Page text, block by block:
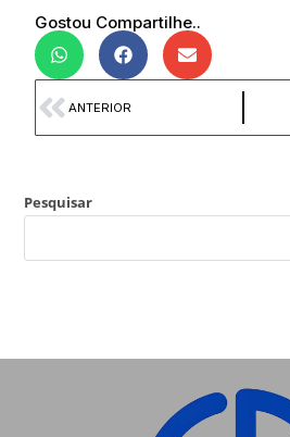
Gostou Compartilhe..
ANTERIOR
Pesquisar